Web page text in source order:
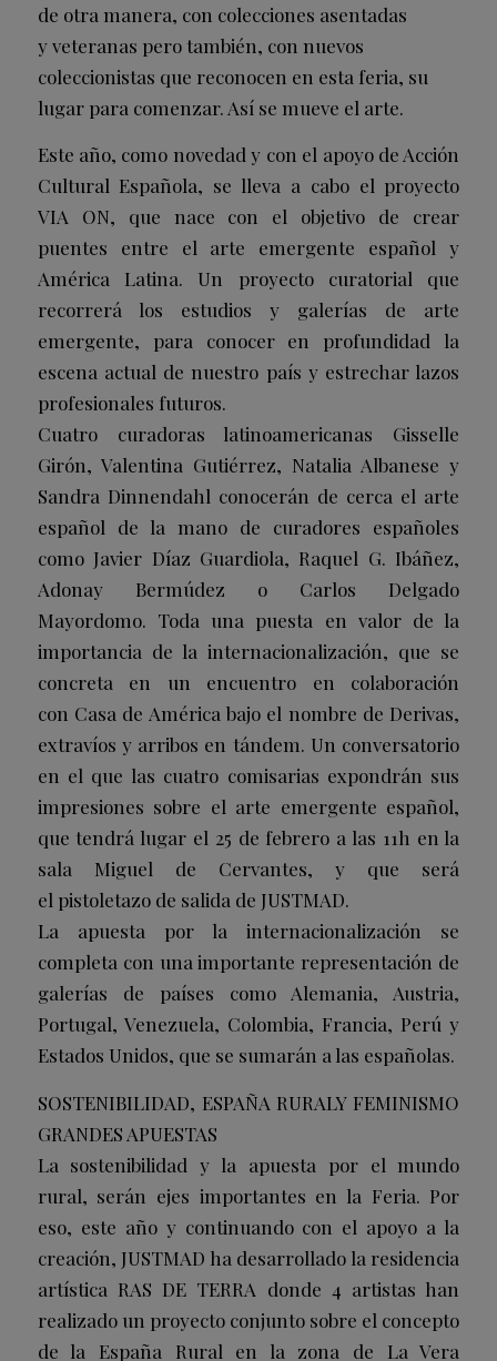
de otra manera, con colecciones asentadas
y veteranas pero también, con nuevos
coleccionistas que reconocen en esta feria, su
lugar para comenzar. Así se mueve el arte.
Este año, como novedad y con el apoyo de Acción
Cultural Española, se lleva a cabo el proyecto
VIA ON, que nace con el objetivo de crear
puentes entre el arte emergente español y
América Latina. Un proyecto curatorial que
recorrerá los estudios y galerías de arte
emergente, para conocer en profundidad la
escena actual de nuestro país y estrechar lazos
profesionales futuros.
Cuatro curadoras latinoamericanas Gisselle
Girón, Valentina Gutiérrez, Natalia Albanese y
Sandra Dinnendahl conocerán de cerca el arte
español de la mano de curadores españoles
como Javier Díaz Guardiola, Raquel G. Ibáñez,
Adonay Bermúdez o Carlos Delgado
Mayordomo. Toda una puesta en valor de la
importancia de la internacionalización, que se
concreta en un encuentro en colaboración
con Casa de América bajo el nombre de Derivas,
extravíos y arribos en tándem. Un conversatorio
en el que las cuatro comisarias expondrán sus
impresiones sobre el arte emergente español,
que tendrá lugar el 25 de febrero a las 11h en la
sala Miguel de Cervantes, y que será
el pistoletazo de salida de JUSTMAD.
La apuesta por la internacionalización se
completa con una importante representación de
galerías de países como Alemania, Austria,
Portugal, Venezuela, Colombia, Francia, Perú y
Estados Unidos, que se sumarán a las españolas.
SOSTENIBILIDAD, ESPAÑA RURALY FEMINISMO
GRANDES APUESTAS
La sostenibilidad y la apuesta por el mundo
rural, serán ejes importantes en la Feria. Por
eso, este año y continuando con el apoyo a la
creación, JUSTMAD ha desarrollado la residencia
artística RAS DE TERRA donde 4 artistas han
realizado un proyecto conjunto sobre el concepto
de la España Rural en la zona de La Vera